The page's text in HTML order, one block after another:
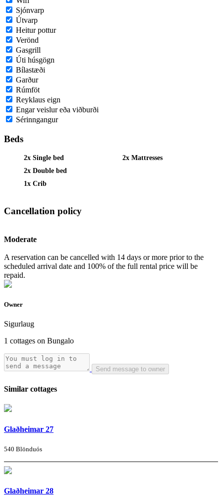
Sjónvarp
Útvarp
Heitur pottur
Verönd
Gasgrill
Úti húsgögn
Bílastæði
Garður
Rúmföt
Reyklaus eign
Engar veislur eða viðburði
Sérinngangur
Beds
2x Single bed
2x Double bed
1x Crib
2x Mattresses
Cancellation policy
Moderate
A reservation can be cancelled with 14 days or more prior to the
scheduled arrival date and 100% of the full rental price will be
repaid.
Owner
Sigurlaug
1 cottages on Bungalo
Send message to owner
Similar cottages
Glaðheimar 27
540 Blönduós
Glaðheimar 28